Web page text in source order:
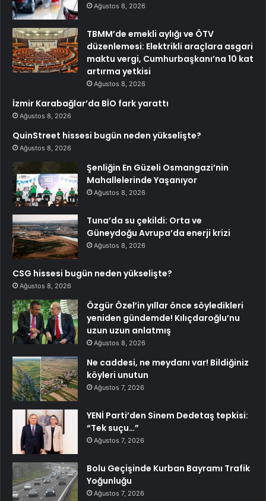
Ağustos 8, 2026
TBMM’de emekli aylığı ve ÖTV
düzenlemesi: Elektrikli araçlara asgari
maktu vergi, Cumhurbaşkanı’na 10 kat
artırma yetkisi
Ağustos 8, 2026
İzmir Karabağlar’da BİO fark yarattı
Ağustos 8, 2026
QuinStreet hissesi bugün neden yükselişte?
Ağustos 8, 2026
Şenliğin En Güzeli Osmangazi’nin
Mahallelerinde Yaşanıyor
Ağustos 8, 2026
Tuna’da su çekildi: Orta ve
Güneydoğu Avrupa’da enerji krizi
Ağustos 8, 2026
CSG hissesi bugün neden yükselişte?
Ağustos 8, 2026
Özgür Özel’in yıllar önce söyledikleri
yeniden gündemde! Kılıçdaroğlu’nu
uzun uzun anlatmış
Ağustos 8, 2026
Ne caddesi, ne meydanı var! Bildiğiniz
köyleri unutun
Ağustos 7, 2026
YENİ Parti’den Sinem Dedetaş tepkisi:
“Tek suçu…”
Ağustos 7, 2026
Bolu Geçişinde Kurban Bayramı Trafik
Yoğunluğu
Ağustos 7, 2026